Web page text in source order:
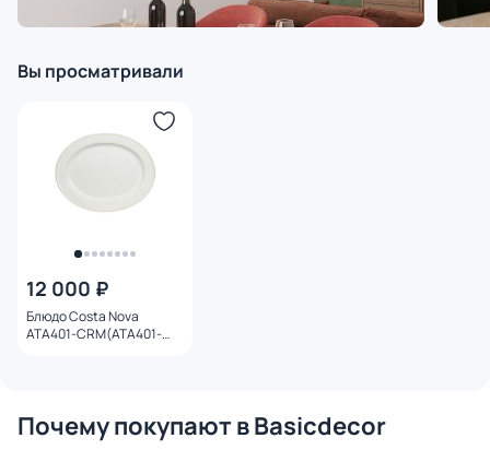
Вы просматривали
12 000 ₽
Блюдо Costa Nova
ATA401-CRM(ATA401-
Почему покупают в Basicdecor